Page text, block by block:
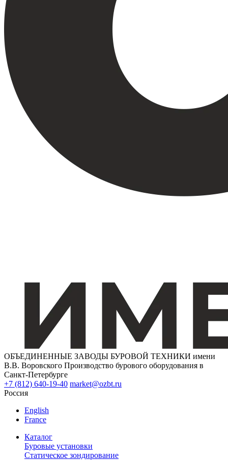
ОБЪЕДИНЕННЫЕ ЗАВОДЫ БУРОВОЙ ТЕХНИКИ имени
В.В. Воровского Производство бурового оборудования в
Санкт-Петербурге
+7 (812) 640-19-40 market@ozbt.ru
Россия
English
France
Каталог
Буровые установки
Статическое зондирование